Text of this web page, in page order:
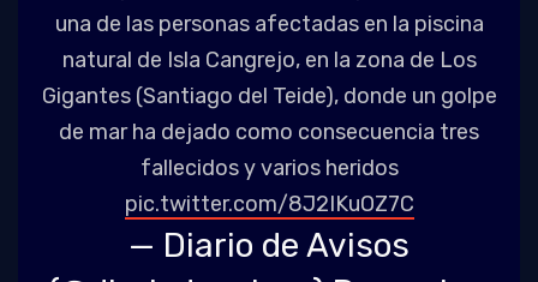
una de las personas afectadas en la piscina
natural de Isla Cangrejo, en la zona de Los
Gigantes (Santiago del Teide), donde un golpe
de mar ha dejado como consecuencia tres
fallecidos y varios heridos
pic.twitter.com/8J2IKuOZ7C
— Diario de Avisos